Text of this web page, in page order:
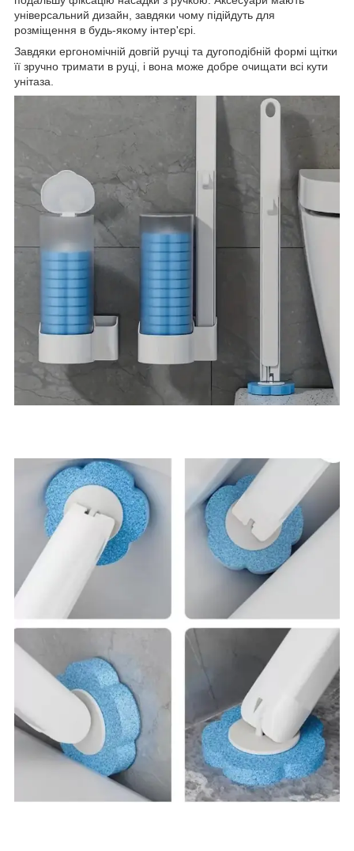
універсальний дизайн, завдяки чому підійдуть для
розміщення в будь-якому інтер'єрі.
Завдяки ергономічній довгій ручці та дугоподібній формі щітки
її зручно тримати в руці, і вона може добре очищати всі кути
унітаза.